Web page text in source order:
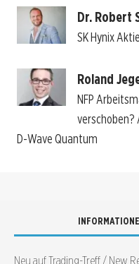
Dr. Robert
SK Hynix
Roland
NFP
verschoben?
D-Wave Quantum
Neu auf Trading-Treff / New